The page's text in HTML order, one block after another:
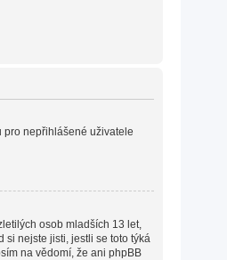
pro nepřihlášené uživatele
osob mladších 13 let,
nejste jisti, jestli se toto týká
na vědomí, že ani phpBB